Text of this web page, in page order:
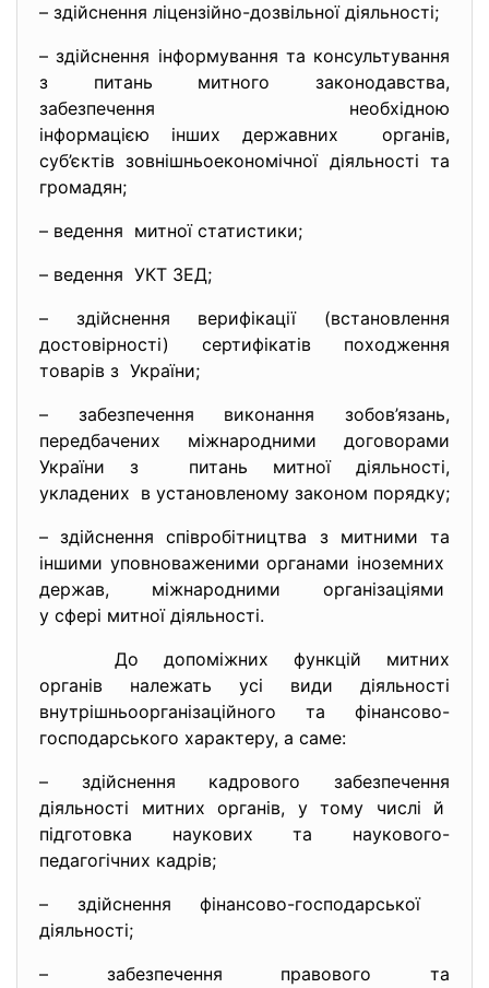
– здійснення ліцензійно-дозвільної діяльності;
– здійснення інформування та консультування
з питань митного законодавства,
забезпечення необхідною
інформацією інших державних органів,
суб’єктів зовнішньоекономічної діяльності та
громадян;
– ведення митної статистики;
– ведення УКТ ЗЕД;
– здійснення верифікації (встановлення
достовірності) сертифікатів походження
товарів з України;
– забезпечення виконання зобов’язань,
передбачених міжнародними договорами
України з питань митної діяльності,
укладених в установленому законом порядку;
– здійснення співробітництва з митними та
іншими уповноваженими органами іноземних
держав, міжнародними організаціями
у сфері митної діяльності.
До допоміжних функцій митних
органів належать усі види діяльності
внутрішньоорганізаційного та фінансово-
господарського характеру, а саме:
– здійснення кадрового забезпечення
діяльності митних органів, у тому числі й
підготовка наукових та наукового-
педагогічних кадрів;
– здійснення фінансово-господарської
діяльності;
– забезпечення правового та